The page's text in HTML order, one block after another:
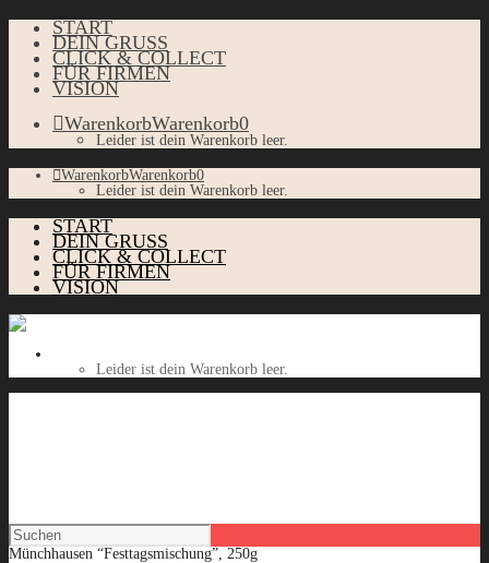
START
DEIN GRUSS
CLICK & COLLECT
FÜR FIRMEN
VISION
WarenkorbWarenkorb0
Leider ist dein Warenkorb leer.
WarenkorbWarenkorb0
Leider ist dein Warenkorb leer.
START
DEIN GRUSS
CLICK & COLLECT
FÜR FIRMEN
VISION
Leider ist dein Warenkorb leer.
Münchhausen “Festtagsmischung”, 250g